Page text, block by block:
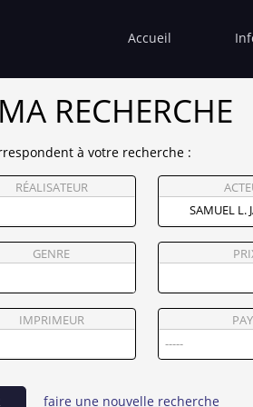
Accueil
RECHERCHE
à votre recherche :
RÉALISATEUR
GENRE
IMPRIMEUR
faire une nouvelle recherche